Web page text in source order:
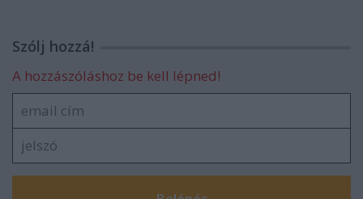
Szólj hozzá!
A hozzászóláshoz be kell lépned!